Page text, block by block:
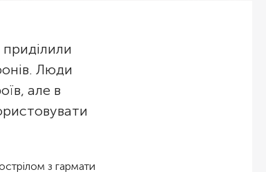
приділили
Люди
але в
з гармати